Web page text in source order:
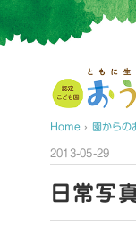
Home › 園からの
2013-05-29
日常写